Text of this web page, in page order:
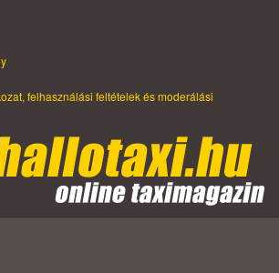
felhasználási feltételek és moderálási